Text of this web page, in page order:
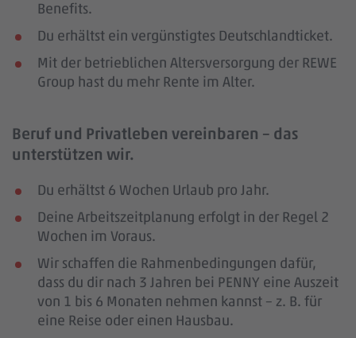
Benefits.
Du erhältst ein vergünstigtes Deutschlandticket.
Mit der betrieblichen Altersversorgung der REWE
Group hast du mehr Rente im Alter.
Beruf und Privatleben vereinbaren – das
unterstützen wir.
Du erhältst 6 Wochen Urlaub pro Jahr.
Deine Arbeitszeitplanung erfolgt in der Regel 2
Wochen im Voraus.
Wir schaffen die Rahmenbedingungen dafür,
dass du dir nach 3 Jahren bei PENNY eine Auszeit
von 1 bis 6 Monaten nehmen kannst – z. B. für
eine Reise oder einen Hausbau.